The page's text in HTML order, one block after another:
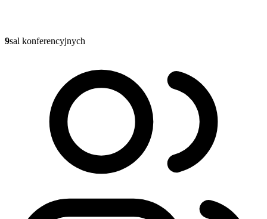
9sal konferencyjnych